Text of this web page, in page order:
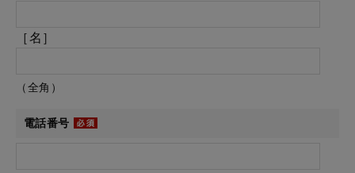
［名］
（全角）
電話番号